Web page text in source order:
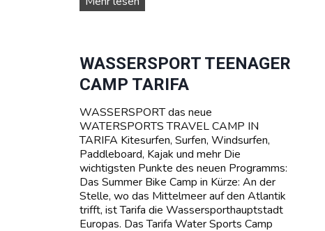
A
L
I
E
-
C
a
m
p
s
WASSERSPORT TEENAGER
CAMP TARIFA
WASSERSPORT das neue
WATERSPORTS TRAVEL CAMP IN
TARIFA Kitesurfen, Surfen, Windsurfen,
Paddleboard, Kajak und mehr Die
wichtigsten Punkte des neuen Programms:
Das Summer Bike Camp in Kürze: An der
Stelle, wo das Mittelmeer auf den Atlantik
trifft, ist Tarifa die Wassersporthauptstadt
Europas. Das Tarifa Water Sports Camp